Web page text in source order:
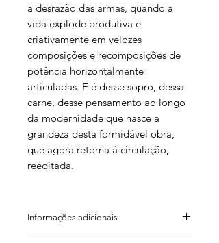
a desrazão das armas, quando a
vida explode produtiva e
criativamente em velozes
composições e recomposições de
potência horizontalmente
articuladas. E é desse sopro, dessa
carne, desse pensamento ao longo
da modernidade que nasce a
grandeza desta formidável obra,
que agora retorna à circulação,
reeditada.
Informações adicionais